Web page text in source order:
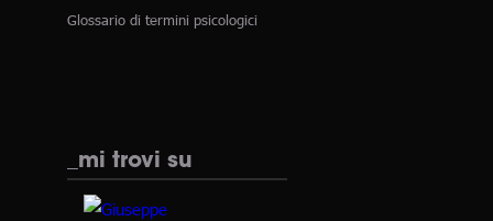
Glossario di termini psicologici
_mi trovi su